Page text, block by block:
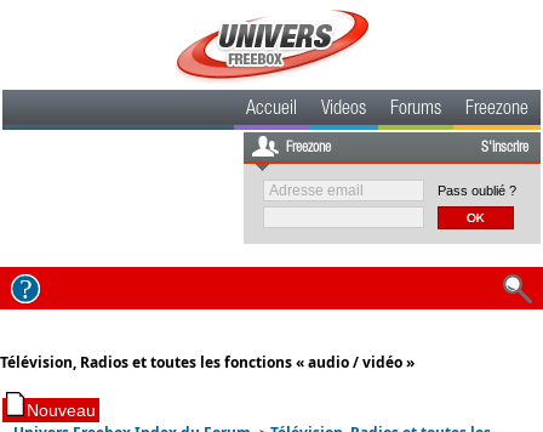
Accueil Videos Forums Freezone
Freezone S'inscrire
Pass oublié ?
Télévision, Radios et toutes les fonctions « audio / vidéo »